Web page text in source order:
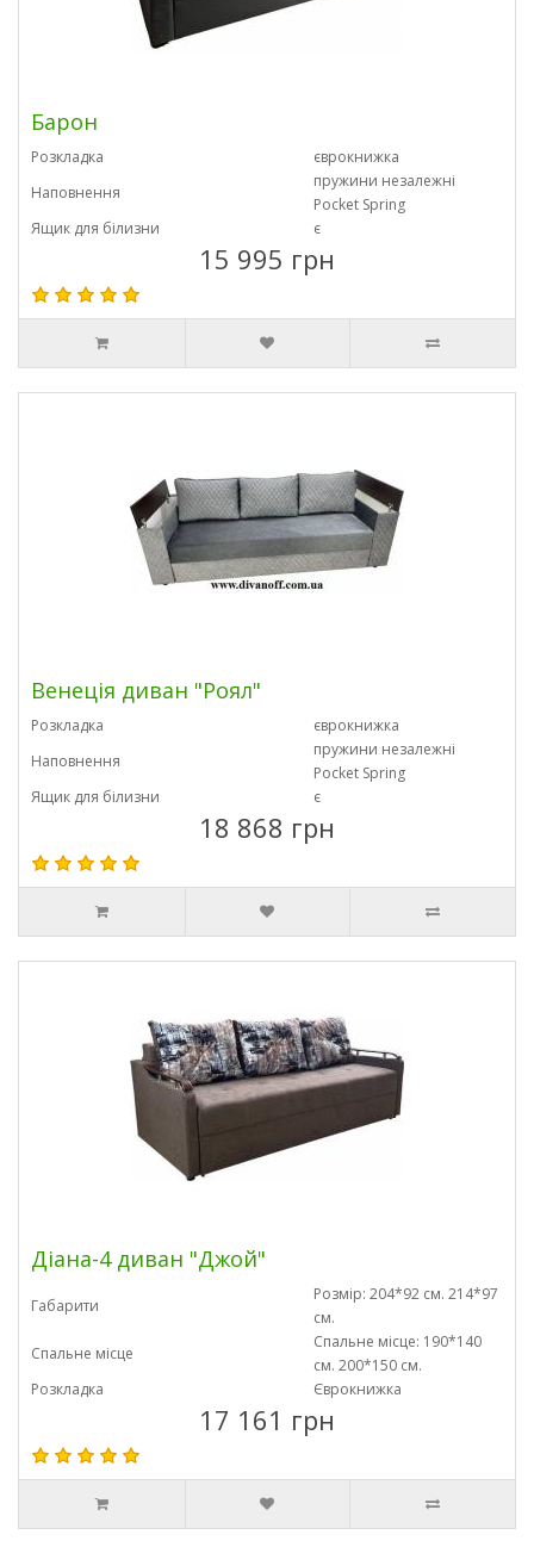
Барон
Розкладка
єврокнижка
Наповнення
пружини незалежні
Pocket Spring
Ящик для білизни
є
15 995 грн
Венеція диван "Роял"
Розкладка
єврокнижка
Наповнення
пружини незалежні
Pocket Spring
Ящик для білизни
є
18 868 грн
Діана-4 диван "Джой"
Габарити
Розмір: 204*92 см. 214*97
см.
Спальне місце
Спальне місце: 190*140
см. 200*150 см.
Розкладка
Єврокнижка
17 161 грн